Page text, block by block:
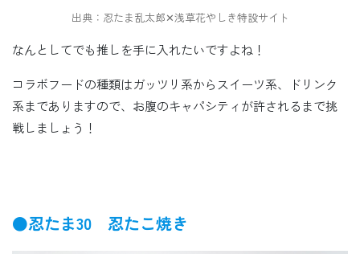
出典：忍たま乱太郎✕浅草花やしき特設サイト
なんとしてでも推しを手に入れたいですよね！
コラボフードの種類はガッツリ系からスイーツ系、ドリンク
系までありますので、お腹のキャパシティが許されるまで挑
戦しましょう！
●忍たま30 忍たこ焼き